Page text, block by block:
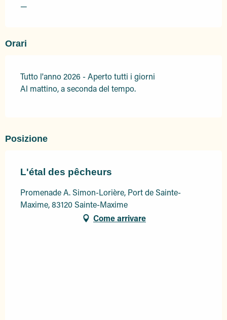
—
Orari
Tutto l'anno 2026 - Aperto tutti i giorni
Al mattino, a seconda del tempo.
Posizione
L'étal des pêcheurs
Promenade A. Simon-Lorière, Port de Sainte-
Maxime, 83120 Sainte-Maxime
Come arrivare